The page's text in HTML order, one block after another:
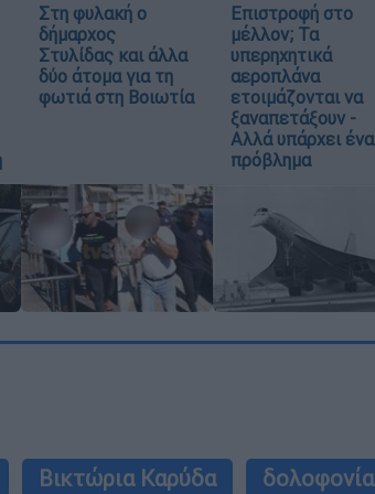
Στη φυλακή ο
δήμαρχος
Στυλίδας και άλλα
δύο άτομα για τη
φωτιά στη Βοιωτία
Επιστροφή στο
μέλλον; Τα
υπερηχητικά
αεροπλάνα
ετοιμάζονται να
ξαναπετάξουν -
Αλλά υπάρχει ένα
πρόβλημα
Βικτώρια Καρύδα δολοφονία